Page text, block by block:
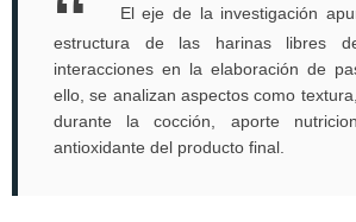
El eje de la investigación
estructura de las harinas libres
interacciones en la elaboración de
ello, se analizan aspectos como
durante la cocción, aporte
antioxidante del producto final.